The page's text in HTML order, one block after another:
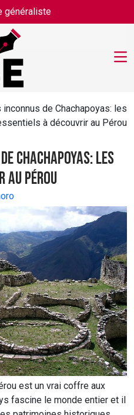
généraliste
de Chachapoyas: les
à découvrir au Pérou
Chachapoyas: les
au Pérou
est un vrai coffre aux
fascine le monde entier et il